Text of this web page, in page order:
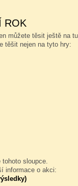
ROK
můžete těsit ještě na
těšit nejen na tyto hry:
sloupce.
informace o akci: